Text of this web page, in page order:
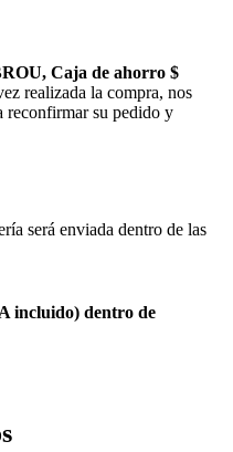
Caja de ahorro $
realizada la compra, nos
reconfirmar su pedido y
será enviada dentro de las
incluido) dentro de